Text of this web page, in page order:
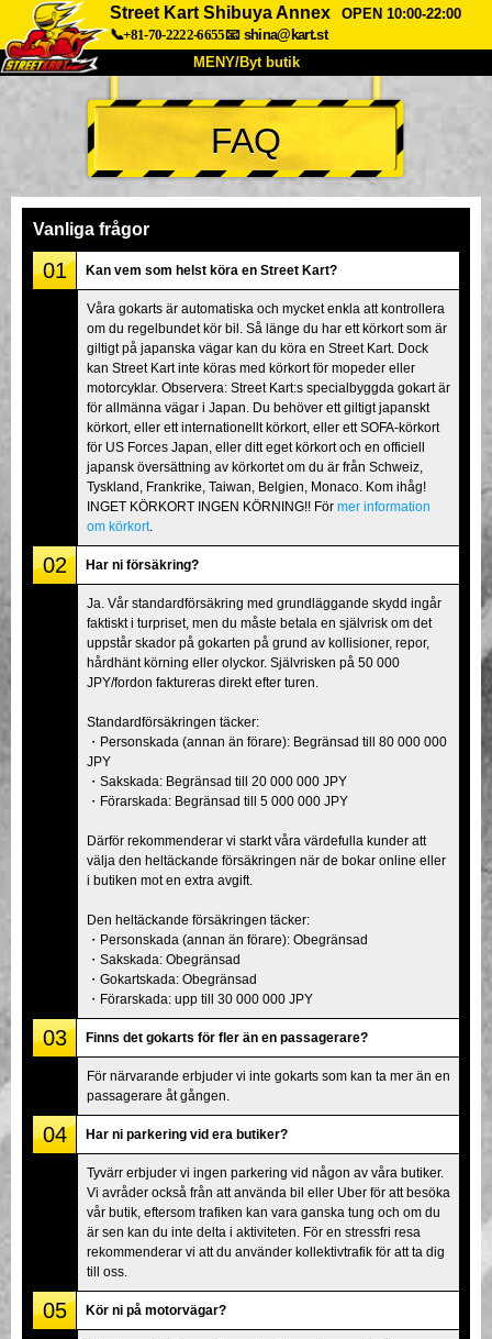
Street Kart Shibuya Annex
OPEN 10:00-22:00
📞+81-70-2222-6655📧 shina@kart.st
MENY/Byt butik
HEM
Om oss Specifikationer Pris
Företag
Tokyo Shinagawa Tokyo Akihabara#1
Tokyo Akihabara#2 Tokyo Shibuya
Tokyo Shibuya Annex Tokyo Bay
Tokyo Asakusa Osaka
Okinawa
FAQ
Vanliga frågor
01 Kan vem som helst köra en Street Kart?
Våra gokarts är automatiska och mycket enkla att kontrollera
om du regelbundet kör bil. Så länge du har ett körkort som är
giltigt på japanska vägar kan du köra en Street Kart. Dock
kan Street Kart inte köras med körkort för mopeder eller
motorcyklar. Observera: Street Kart:s specialbyggda gokart är
för allmänna vägar i Japan. Du behöver ett giltigt japanskt
körkort, eller ett internationellt körkort, eller ett SOFA-körkort
för US Forces Japan, eller ditt eget körkort och en officiell
japansk översättning av körkortet om du är från Schweiz,
Tyskland, Frankrike, Taiwan, Belgien, Monaco. Kom ihåg!
INGET KÖRKORT INGEN KÖRNING!! För mer information
om körkort.
02 Har ni försäkring?
Ja. Vår standardförsäkring med grundläggande skydd ingår
faktiskt i turpriset, men du måste betala en självrisk om det
uppstår skador på gokarten på grund av kollisioner, repor,
hårdhänt körning eller olyckor. Självrisken på 50 000
JPY/fordon faktureras direkt efter turen.
Standardförsäkringen täcker:
・Personskada (annan än förare): Begränsad till 80 000 000
JPY
・Sakskada: Begränsad till 20 000 000 JPY
・Förarskada: Begränsad till 5 000 000 JPY
Därför rekommenderar vi starkt våra värdefulla kunder att
välja den heltäckande försäkringen när de bokar online eller
i butiken mot en extra avgift.
Den heltäckande försäkringen täcker:
・Personskada (annan än förare): Obegränsad
・Sakskada: Obegränsad
・Gokartskada: Obegränsad
・Förarskada: upp till 30 000 000 JPY
03 Finns det gokarts för fler än en passagerare?
För närvarande erbjuder vi inte gokarts som kan ta mer än en
passagerare åt gången.
04 Har ni parkering vid era butiker?
Tyvärr erbjuder vi ingen parkering vid någon av våra butiker.
Vi avråder också från att använda bil eller Uber för att besöka
vår butik, eftersom trafiken kan vara ganska tung och om du
är sen kan du inte delta i aktiviteten. För en stressfri resa
rekommenderar vi att du använder kollektivtrafik för att ta dig
till oss.
05 Kör ni på motorvägar?